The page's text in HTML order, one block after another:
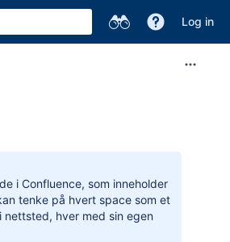
Log in
i Confluence, som inneholder
tenke på hvert space som et
nettsted, hver med sin egen